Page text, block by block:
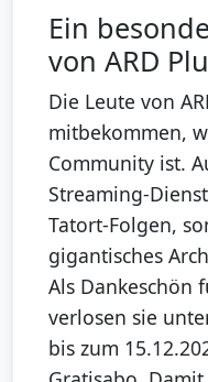
Ein
von ARD
Die Leute von
mitbekommen,
Community ist.
Streaming-
Tatort-Folgen,
gigantisches
Als Dankeschön
verlosen sie
bis zum